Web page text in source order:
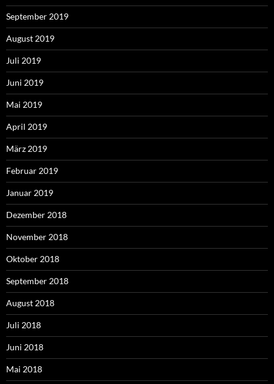
September 2019
August 2019
Juli 2019
Juni 2019
Mai 2019
April 2019
März 2019
Februar 2019
Januar 2019
Dezember 2018
November 2018
Oktober 2018
September 2018
August 2018
Juli 2018
Juni 2018
Mai 2018